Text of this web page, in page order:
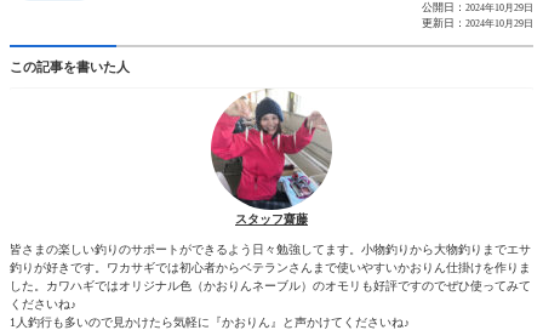
公開日： 2024年10月29日
更新日： 2024年10月29日
この記事を書いた人
スタッフ齋藤
皆さまの楽しい釣りのサポートができるよう日々勉強してます。小物釣りから大物釣りまでエサ
釣りが好きです。ワカサギでは初心者からベテランさんまで使いやすいかおりん仕掛けを作りま
した。カワハギではオリジナル色（かおりんネーブル）のオモリも好評ですのでぜひ使ってみて
くださいね♪
1人釣行も多いので見かけたら気軽に『かおりん』と声かけてくださいね♪